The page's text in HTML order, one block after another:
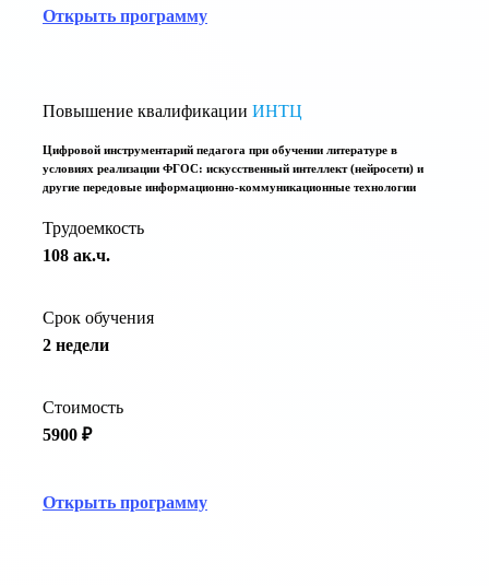
Открыть программу
Повышение квалификации ИНТЦ
Цифровой инструментарий педагога при обучении литературе в
условиях реализации ФГОС: искусственный интеллект (нейросети) и
другие передовые информационно-коммуникационные технологии
Трудоемкость
108 ак.ч.
Срок обучения
2 недели
Стоимость
5900 ₽
Открыть программу